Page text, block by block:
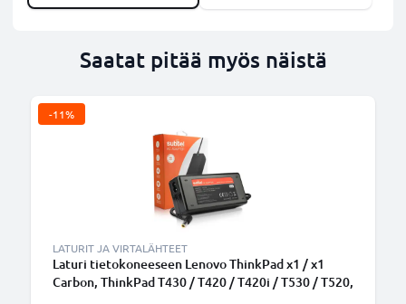
Saatat pitää myös näistä
-11%
LATURIT JA VIRTALÄHTEET
Laturi tietokoneeseen Lenovo ThinkPad x1 / x1
Carbon, ThinkPad T430 / T420 / T420i / T530 / T520,